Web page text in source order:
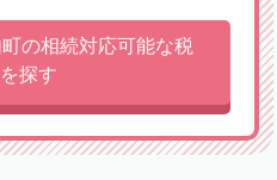
の相続対応可能な税
探す